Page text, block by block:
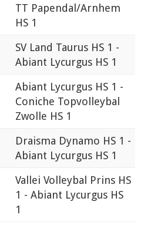
TT Papendal/Arnhem
HS 1
SV Land Taurus HS 1 -
Abiant Lycurgus HS 1
Abiant Lycurgus HS 1 -
Coniche Topvolleybal
Zwolle HS 1
Draisma Dynamo HS 1 -
Abiant Lycurgus HS 1
Vallei Volleybal Prins HS
1 - Abiant Lycurgus HS
1